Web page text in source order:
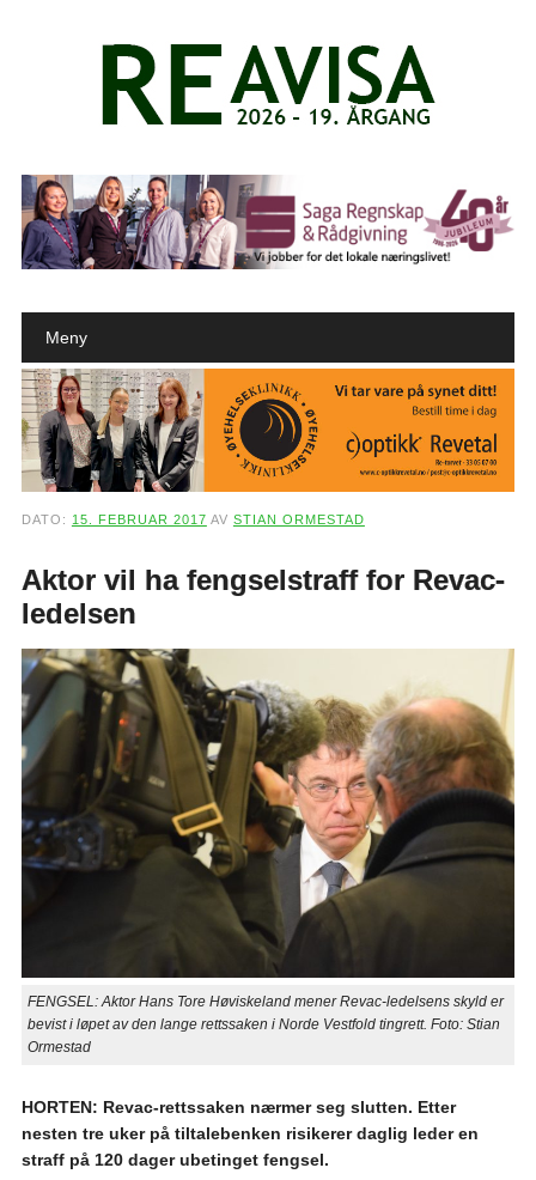
Main menu
Meny
DATO: 15. FEBRUAR 2017 AV STIAN ORMESTAD
Aktor vil ha fengselstraff for Revac-
ledelsen
FENGSEL: Aktor Hans Tore Høviskeland mener Revac-ledelsens skyld er
bevist i løpet av den lange rettssaken i Norde Vestfold tingrett. Foto: Stian
Ormestad
HORTEN: Revac-rettssaken nærmer seg slutten. Etter
nesten tre uker på tiltalebenken risikerer daglig leder en
straff på 120 dager ubetinget fengsel.